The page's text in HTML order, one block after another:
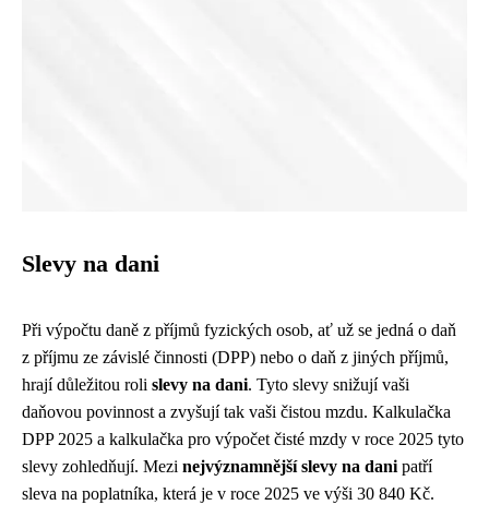
Slevy na dani
Při výpočtu daně z příjmů fyzických osob, ať už se jedná o daň
z příjmu ze závislé činnosti (DPP) nebo o daň z jiných příjmů,
hrají důležitou roli slevy na dani. Tyto slevy snižují vaši
daňovou povinnost a zvyšují tak vaši čistou mzdu. Kalkulačka
DPP 2025 a kalkulačka pro výpočet čisté mzdy v roce 2025 tyto
slevy zohledňují. Mezi nejvýznamnější slevy na danipatří
sleva na poplatníka, která je v roce 2025 ve výši 30 840 Kč.